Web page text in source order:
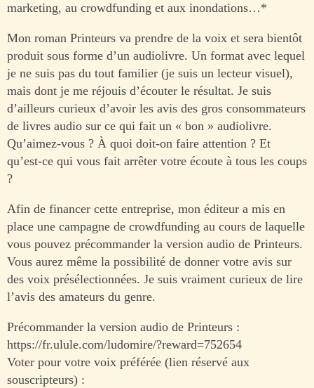
marketing, au crowdfunding et aux inondations…*
Mon roman Printeurs va prendre de la voix et sera bientôt
produit sous forme d’un audiolivre. Un format avec lequel
je ne suis pas du tout familier (je suis un lecteur visuel),
mais dont je me réjouis d’écouter le résultat. Je suis
d’ailleurs curieux d’avoir les avis des gros consommateurs
de livres audio sur ce qui fait un « bon » audiolivre.
Qu’aimez-vous ? À quoi doit-on faire attention ? Et
qu’est-ce qui vous fait arrêter votre écoute à tous les coups
?
Afin de financer cette entreprise, mon éditeur a mis en
place une campagne de crowdfunding au cours de laquelle
vous pouvez précommander la version audio de Printeurs.
Vous aurez même la possibilité de donner votre avis sur
des voix présélectionnées. Je suis vraiment curieux de lire
l’avis des amateurs du genre.
Précommander la version audio de Printeurs :
https://fr.ulule.com/ludomire/?reward=752654
Voter pour votre voix préférée (lien réservé aux
souscripteurs) :